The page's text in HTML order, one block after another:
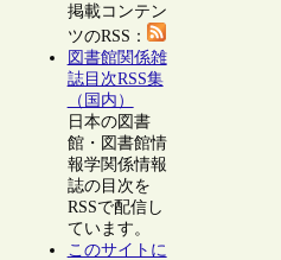
掲載コンテン
ツのRSS：
図書館関係雑
誌目次RSS集
（国内）
日本の図書
館・図書館情
報学関係情報
誌の目次を
RSSで配信し
ています。
このサイトに